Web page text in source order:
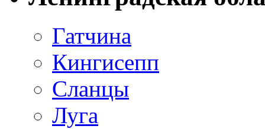
Гатчина
Кингисепп
Сланцы
Луга